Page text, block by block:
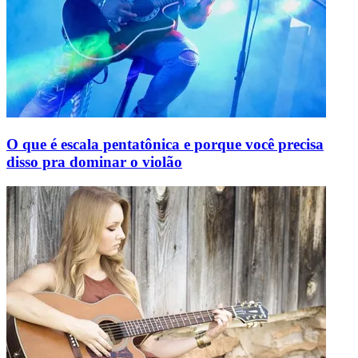
O que é escala pentatônica e porque você precisa
disso pra dominar o violão